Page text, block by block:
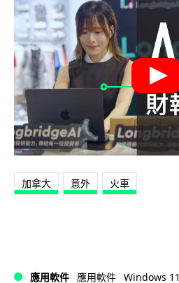
加拿大 意外 火車
應用軟件 應用軟件 Windows 11